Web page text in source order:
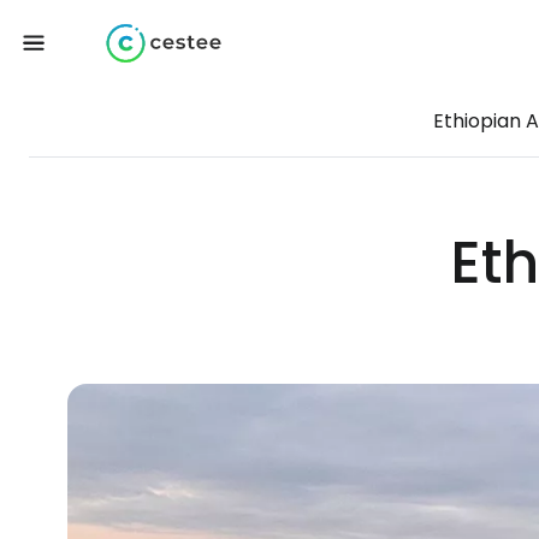
Ethiopian